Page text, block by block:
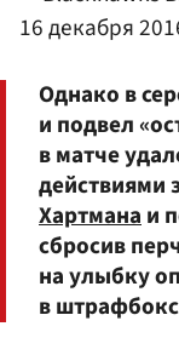
16 декабря
Однако в
и подвел
в матче
действиями
Хартманаи
сбросив
на улыбку
в